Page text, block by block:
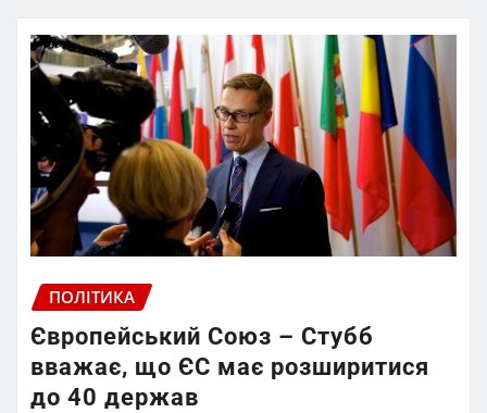
ПОЛІТИКА
Європейський Союз – Стубб
вважає, що ЄС має розширитися
до 40 держав